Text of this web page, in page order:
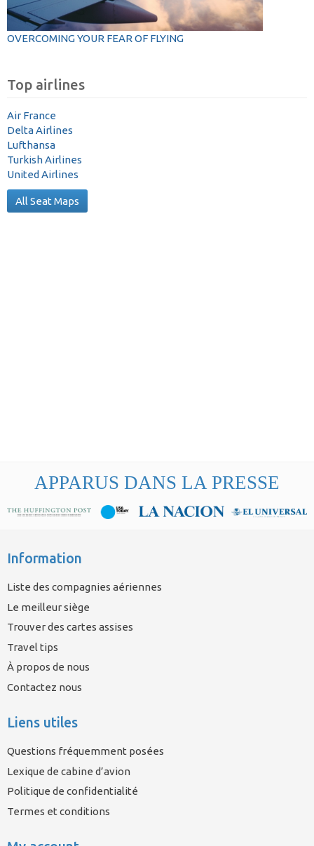
OVERCOMING YOUR FEAR OF FLYING
Top airlines
Air France
Delta Airlines
Lufthansa
Turkish Airlines
United Airlines
All Seat Maps
APPARUS DANS LA PRESSE
Information
Liste des compagnies aériennes
Le meilleur siège
Trouver des cartes assises
Travel tips
À propos de nous
Contactez nous
Liens utiles
Questions fréquemment posées
Lexique de cabine d’avion
Politique de confidentialité
Termes et conditions